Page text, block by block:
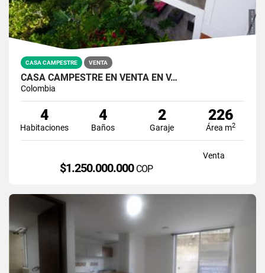
CASA CAMPESTRE VENTA
CASA CAMPESTRE EN VENTA EN V…
Colombia
4
Habitaciones
4
Baños
2
Garaje
226
Área m2
Venta
$1.250.000.000 COP